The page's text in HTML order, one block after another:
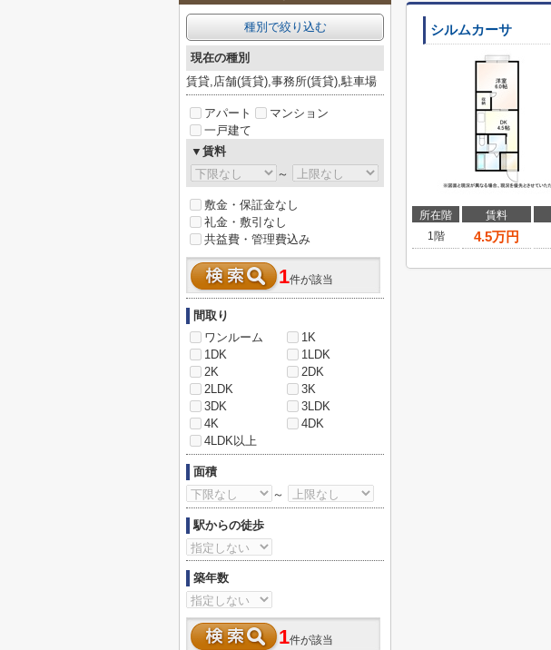
シルムカーサ
所在階 賃料
1階
4.5万円
種別で絞り込む
現在の種別
賃貸,店舗(賃貸),事務所(賃貸),駐車場
アパート
マンション
一戸建て
▼賃料
～
敷金・保証金なし
礼金・敷引なし
共益費・管理費込み
1件が該当
間取り
ワンルーム
1K
1DK
1LDK
2K
2DK
2LDK
3K
3DK
3LDK
4K
4DK
4LDK以上
面積
～
駅からの徒歩
築年数
1件が該当